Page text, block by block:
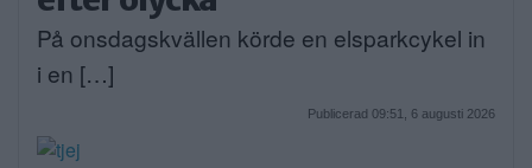
På onsdagskvällen körde en elsparkcykel in
i en […]
Publicerad 09:51, 6 augusti 2026